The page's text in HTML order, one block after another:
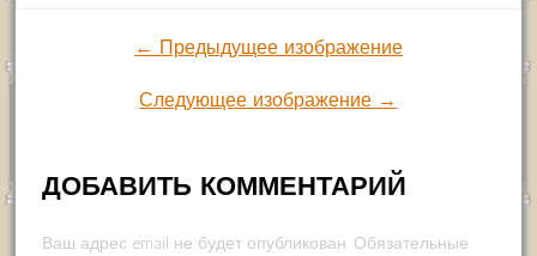
← Предыдущее изображение
Следующее изображение →
ДОБАВИТЬ КОММЕНТАРИЙ
Ваш адрес email не будет опубликован. Обязательные